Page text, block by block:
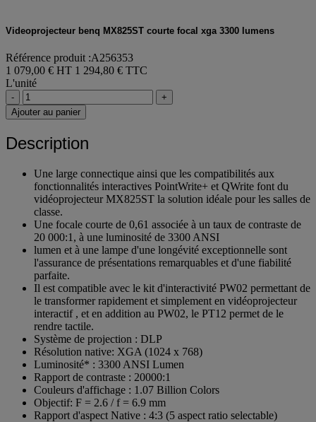
Videoprojecteur benq MX825ST courte focal xga 3300 lumens
Référence produit :A256353
1 079,00 € HT 1 294,80 € TTC
L'unité
-
+
Ajouter au panier
Description
Une large connectique ainsi que les compatibilités aux
fonctionnalités interactives PointWrite+ et QWrite font du
vidéoprojecteur MX825ST la solution idéale pour les salles de
classe.
Une focale courte de 0,61 associée à un taux de contraste de
20 000:1, à une luminosité de 3300 ANSI
lumen et à une lampe d'une longévité exceptionnelle sont
l'assurance de présentations remarquables et d'une fiabilité
parfaite.
Il est compatible avec le kit d'interactivité PW02 permettant de
le transformer rapidement et simplement en vidéoprojecteur
interactif , et en addition au PW02, le PT12 permet de le
rendre tactile.
Système de projection : DLP
Résolution native: XGA (1024 x 768)
Luminosité* : 3300 ANSI Lumen
Rapport de contraste : 20000:1
Couleurs d'affichage : 1.07 Billion Colors
Objectif: F = 2.6 / f = 6.9 mm
Rapport d'aspect Native : 4:3 (5 aspect ratio selectable)